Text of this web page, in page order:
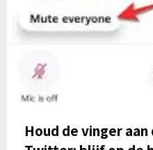
Houd de vinger